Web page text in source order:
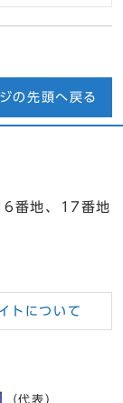
の先頭へ戻る
番地、17番地
トについて
（代表）